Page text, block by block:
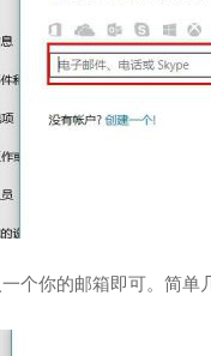
个你的邮箱即可。简单